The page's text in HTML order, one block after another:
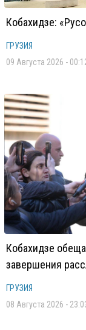
Кобахидзе:
ГРУЗИЯ
09 Августа 2026 -
Кобахидзе
завершения
ГРУЗИЯ
08 Августа 2026 -